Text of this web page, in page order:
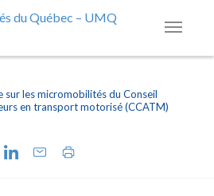
sur les micromobilités du Conseil
en transport motorisé (CCATM)